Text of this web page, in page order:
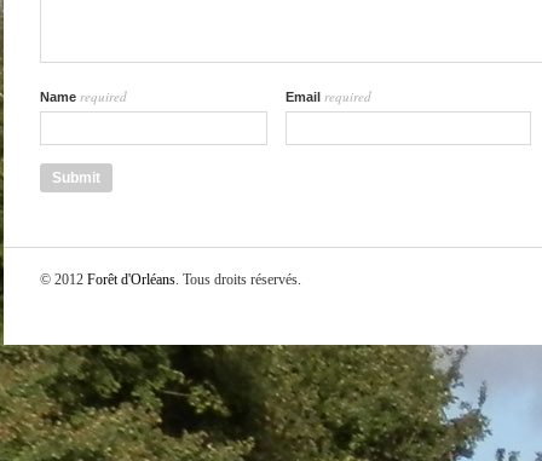
Name required Email required
© 2012 Forêt d'Orléans. Tous droits réservés.